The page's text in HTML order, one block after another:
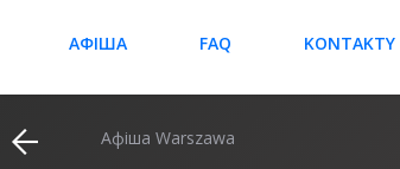
АФІША FAQ KONTAKTY
Афіша Warszawa